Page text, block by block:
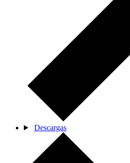
Descargas